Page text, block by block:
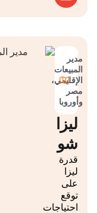
مدير
المبيعات
الإقليمي،
مصر
وأوروبا
ليزا
شو
قدرة
ليزا
على
توقع
احتياجات